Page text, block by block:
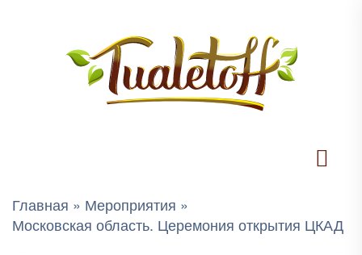
Главная » Мероприятия »
Московская область. Церемония открытия ЦКАД